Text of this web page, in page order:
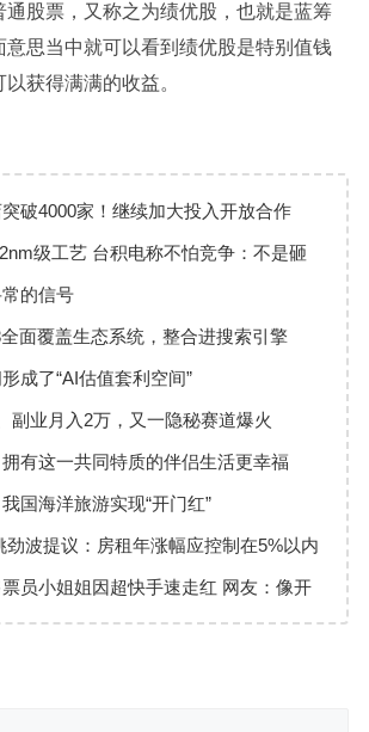
通股票，又称之为绩优股，也就是蓝筹
意思当中就可以看到绩优股是特别值钱
获得满满的收益。
破4000家！继续加大投入开放合作
级工艺 台积电称不怕竞争：不是砸
的信号
面覆盖生态系统，整合进搜索引擎
成了“AI估值套利空间”
副业月入2万，又一隐秘赛道爆火
有这一共同特质的伴侣生活更幸福
国海洋旅游实现“开门红”
劲波提议：房租年涨幅应控制在5%以内
员小姐姐因超快手速走红 网友：像开